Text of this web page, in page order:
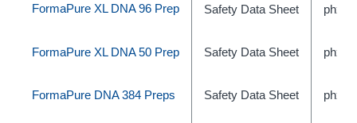
FormaPure XL DNA 96 Prep Safety Data Sheet
FormaPure XL DNA 50 Prep Safety Data Sheet
FormaPure DNA 384 Preps Safety Data Sheet